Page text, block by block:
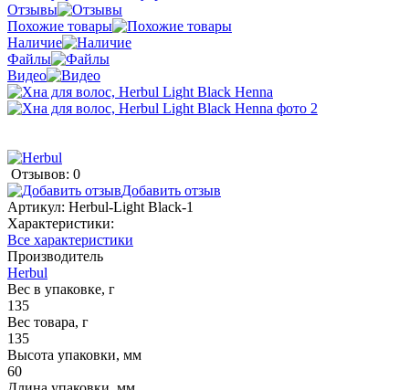
Отзывы
Похожие товары
Наличие
Файлы
Видео
Отзывов: 0
Добавить отзыв
Артикул: Herbul-Light Black-1
Характеристики:
Все характеристики
Производитель
Herbul
Вес в упаковке, г
135
Вес товара, г
135
Высота упаковки, мм
60